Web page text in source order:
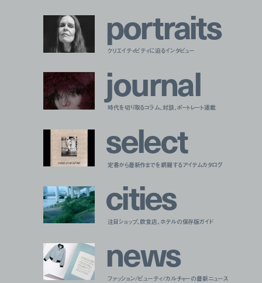
portraits
クリエイティビティに迫るインタビュー
journal
時代を切り取るコラム、対談、ポートレート連載
select
定番から最新作までを網羅するアイテムカタログ
cities
注目ショップ、飲食店、ホテルの保存版ガイド
news
ファッション/ビューティ/カルチャーの最新ニュース